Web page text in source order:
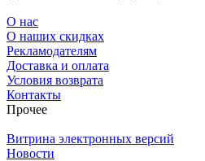
О нас
О наших скидках
Рекламодателям
Доставка и оплата
Условия возврата
Контакты
Прочее
Витрина электронных версий
Новости